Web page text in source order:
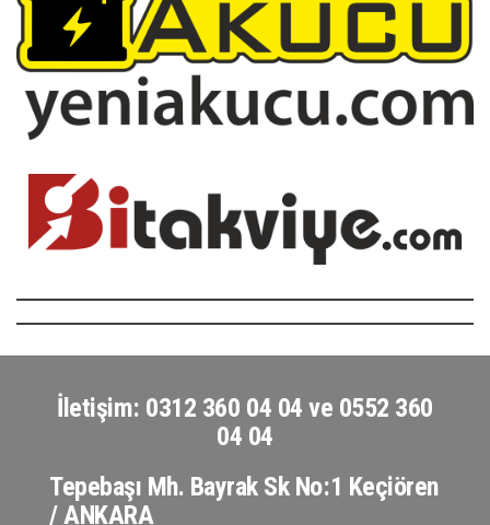
İletişim: 0312 360 04 04 ve 0552 360
04 04
Tepebaşı Mh. Bayrak Sk No:1 Keçiören
/ ANKARA